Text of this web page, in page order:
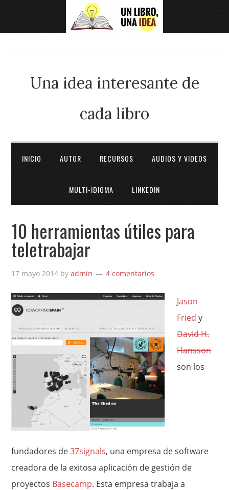
Una idea interesante de
cada libro
INICIO AUTOR RECURSOS AUDIOS Y VIDEOS
MULTI-IDIOMA LINKEDIN
10 herramientas útiles para
teletrabajar
17 mayo 2014 byadmin 4 comentarios
Jason
Fried y
David H.
Hansson
son los
fundadores de37signals, una empresa de software
creadora de la exitosa aplicación de gestión de
proyectos Basecamp. Esta empresa trabaja a